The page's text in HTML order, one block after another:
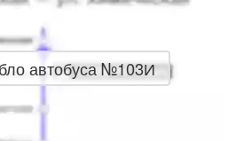
автобуса №103И